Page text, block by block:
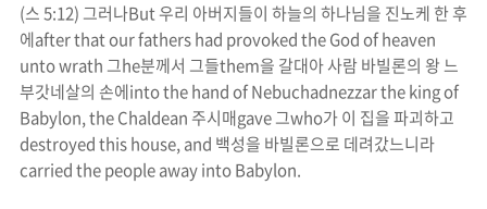
(스5:12) 그러나But우리 아버지들이 하늘의 하나님을 진노케 한 후
에after that our fathers had provoked the God of heaven
untowrath 그he분께서 그들them을 갈대아 사람 바빌론의 왕 느
부갓네살의 손에into the hand of Nebuchadnezzar the king of
Babylon, the Chaldean 주시매gave그who가 이 집을 파괴하고
destroyed this house, and 백성을 바빌론으로 데려갔느니라
carried the people away into Babylon.